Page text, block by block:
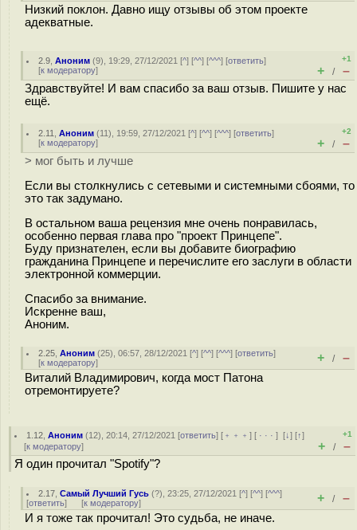
Низкий поклон. Давно ищу отзывы об этом проекте
адекватные.
2.9 ,Аноним (9), 19:29, 27/12/2021 [^] [^^] [^^^] [ответить]
[к модератору]
+1
+ / –
Здравствуйте! И вам спасибо за ваш отзыв. Пишите у нас
ещё.
2.11 ,Аноним (11), 19:59, 27/12/2021 [^] [^^] [^^^] [ответить]
[к модератору]
+2
+ / –
> мог быть и лучше
Если вы столкнулись с сетевыми и системными сбоями, то
это так задумано.
В остальном ваша рецензия мне очень понравилась,
особенно первая глава про "проект Принцепе".
Буду признателен, если вы добавите биографию
гражданина Принцепе и перечислите его заслуги в области
электронной коммерции.
Спасибо за внимание.
Искренне ваш,
Аноним.
2.25 ,Аноним (25), 06:57, 28/12/2021 [^] [^^] [^^^] [ответить]
[к модератору] + / –
Виталий Владимирович, когда мост Патона
отремонтируете?
1.12 ,Аноним (12), 20:14, 27/12/2021 [ответить] [ ﹢﹢﹢] [ · · ·][↓] [↑]
[к модератору]
+1
+ / –
Я один прочитал "Spotify"?
2.17 ,Самый Лучший Гусь (?), 23:25, 27/12/2021 [^] [^^] [^^^]
[ответить] [к модератору] + / –
И я тоже так прочитал! Это судьба, не иначе.